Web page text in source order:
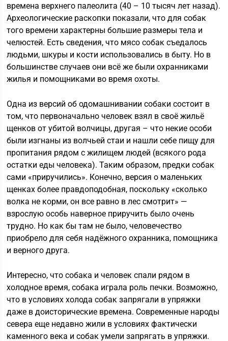
времена верхнего палеолита (40 – 10 тысяч лет назад).
Археологические раскопки показали, что для собак
того времени характерны большие размеры тела и
челюстей. Есть сведения, что мясо собак съедалось
людьми, шкуры и кости использовались в быту. Но в
большинстве случаев они всё же были охранниками
жилья и помощниками во время охоты.
Одна из версий об одомашнивании собаки состоит в
том, что первоначально человек взял в своё жильё
щенков от убитой волчицы, другая – что некие особи
были изгнаны из волчьей стаи и нашли себе пищу для
пропитания рядом с жилищем людей (всякого рода
остатки еды человека). Таким образом, предки собак
сами «приручились». Конечно, версия о маленьких
щенках более правдоподобная, поскольку «сколько
волка не корми, он все равно в лес смотрит» —
взрослую особь наверное приручить было очень
трудно. Но как бы там не было, человечество
приобрело для себя надёжного охранника, помощника
и верного друга.
Интересно, что собака и человек спали рядом в
холодное время, собака играла роль печки. Возможно,
что в условиях холода собак запрягали в упряжки
даже в доисторические времена. Современные народы
севера еще недавно жили в условиях фактически
каменного века и собак умели запрягать в упряжки.